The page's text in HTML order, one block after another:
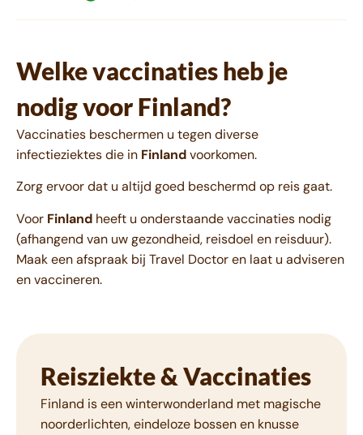
Welke vaccinaties heb je
nodig voor Finland?
Vaccinaties beschermen u tegen diverse
infectieziektes die in Finlandvoorkomen.
Zorg ervoor dat u altijd goed beschermd op reis gaat.
Voor Finland heeft u onderstaande vaccinaties nodig
(afhangend van uw gezondheid, reisdoel en reisduur).
Maak een afspraak bij Travel Doctor en laat u adviseren
en vaccineren.
Reisziekte & Vaccinaties
Finland is een winterwonderland met magische
noorderlichten, eindeloze bossen en knusse